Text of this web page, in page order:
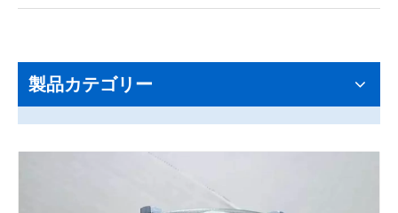
製品カテゴリー